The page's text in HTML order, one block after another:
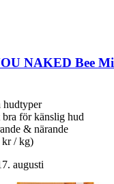
NAKED Bee
hudtyper
bra för känslig hud
& närande
kr / kg)
augusti